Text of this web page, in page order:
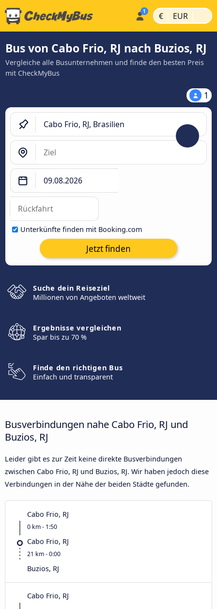
€ | EUR |
Bus von Cabo Frio, RJ nach Buzios, RJ
Vergleiche alle Busunternehmen und finde den besten Preis
mit CheckMyBus
1
Unterkünfte finden mit Booking.com
Jetzt finden
Suche dein Reiseziel
Millionen von Angeboten weltweit
Ergebnisse vergleichen
Spar bis zu 70 %
Finde den richtigen Bus
Einfach und transparent
Busverbindungen nahe Cabo Frio, RJ und
Buzios, RJ
Leider gibt es zur Zeit keine direkte Busverbindungen
zwischen Cabo Frio, RJ und Buzios, RJ. Wir haben jedoch diese
Verbindungen in der Nähe der beiden Städte gefunden.
Cabo Frio, RJ
0 km - 1:50
Cabo Frio, RJ
21 km - 0:00
Buzios, RJ
Cabo Frio, RJ